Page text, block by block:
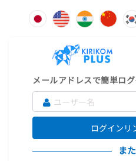
メールアドレスで簡単ロ
ログインリ
ま